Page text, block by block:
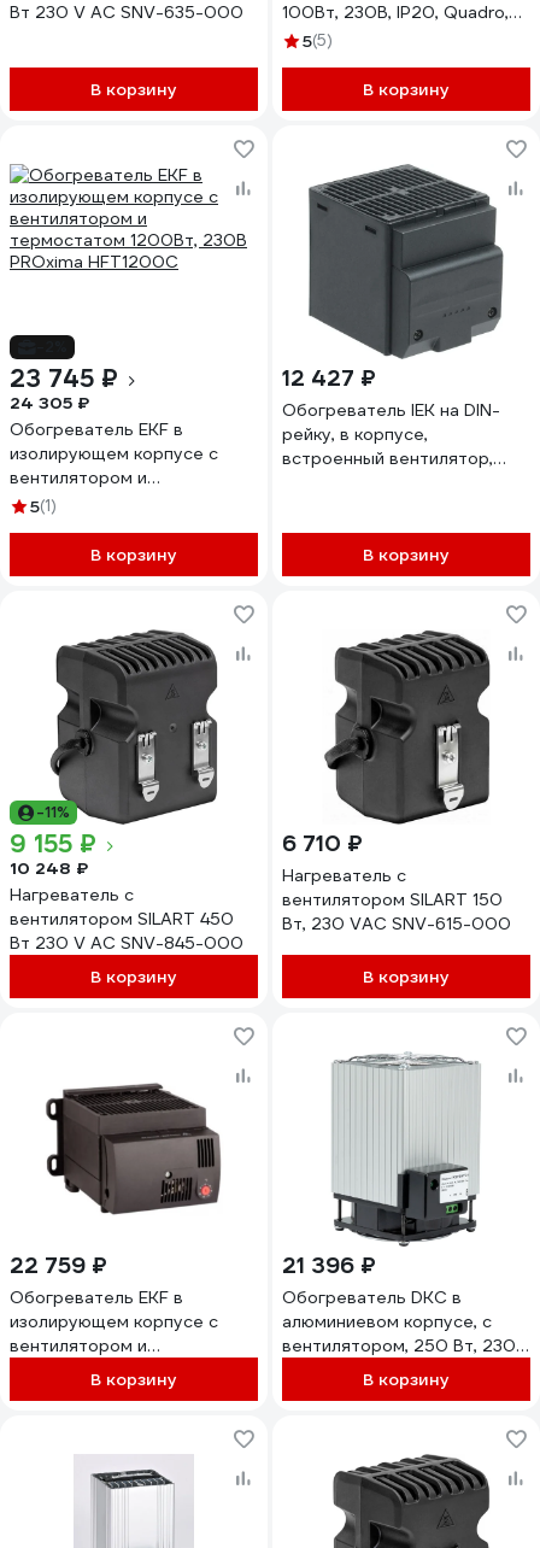
Вт 230 V AC SNV-635-000
В корзину
100Вт, 230В, IP20, Quadro,
PROxima heater-vent-q-100-
5(5)
В корзину
23 745 ₽
24 305 ₽
Обогреватель EKF в
изолирующем корпусе с
вентилятором и
термостатом 1200Вт, 230В
5(1)
В корзину
12 427 ₽
Обогреватель IEK на DIN-
рейку, в корпусе,
встроенный вентилятор,
В корзину
-11%
9 155 ₽
10 248 ₽
Нагреватель с
вентилятором SILART 450
Вт 230 V AC SNV-845-000
В корзину
6 710 ₽
Нагреватель с
вентилятором SILART 150
Вт, 230 VAC SNV-615-000
В корзину
22 759 ₽
Обогреватель EKF в
изолирующем корпусе с
вентилятором и
термостатом 800Вт, 230В
PROxima HFT800C
В корзину
21 396 ₽
Обогреватель DKC в
алюминиевом корпусе, с
вентилятором, 250 Вт, 230
В 1 шт R5FSHT250
В корзину